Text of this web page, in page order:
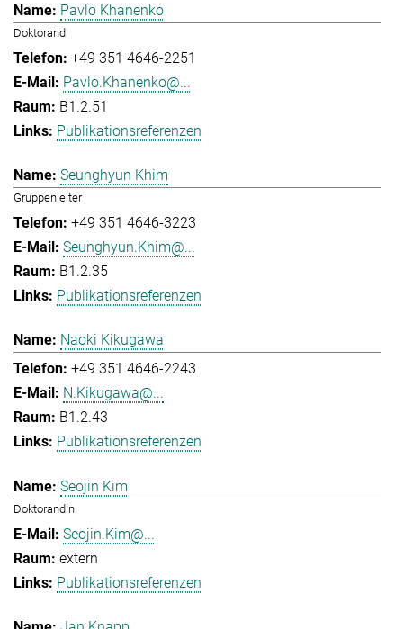
Pavlo Khanenko
Doktorand
+49 351 4646-2251
Pavlo.Khanenko@...
B1.2.51
Publikationsreferenzen
Seunghyun Khim
Gruppenleiter
+49 351 4646-3223
Seunghyun.Khim@...
B1.2.35
Publikationsreferenzen
Naoki Kikugawa
+49 351 4646-2243
N.Kikugawa@...
B1.2.43
Publikationsreferenzen
Seojin Kim
Doktorandin
Seojin.Kim@...
extern
Publikationsreferenzen